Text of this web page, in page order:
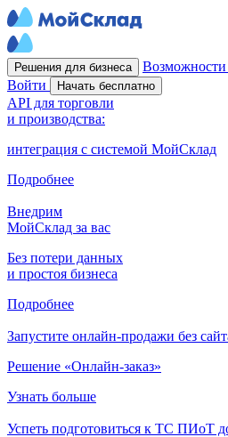
Решения для бизнеса Возможности
Войти
Начать бесплатно
API для торговли
и производства:
интеграция с системой МойСклад
Подробнее
Внедрим
МойСклад за вас
Без потери данных
и простоя бизнеса
Подробнее
Запустите онлайн-продажи без
Решение «Онлайн-заказ»
Узнать больше
Успеть подготовиться к ТС ПИоТ